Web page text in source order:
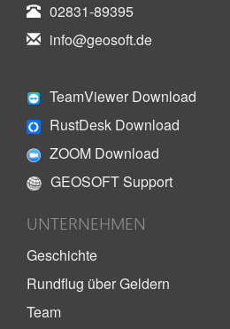
02831-89395
info@geosoft.de
TeamViewer Download
RustDesk Download
ZOOM Download
GEOSOFT Support
UNTERNEHMEN
Geschichte
Rundflug über Geldern
Team